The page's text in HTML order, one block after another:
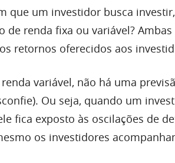
que um investidor busca
de renda fixa ou variável?
retornos oferecidos aos
variável, não há uma
Ou seja, quando um
fica exposto às oscilações de
os investidores